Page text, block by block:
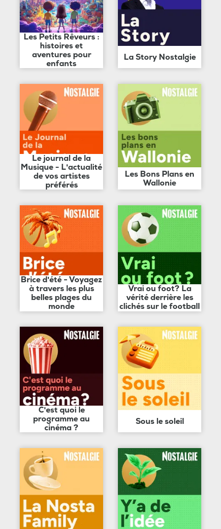
Les Petits Rêveurs :
histoires et
aventures pour
enfants
La Story Nostalgie
Le journal de la
Musique - L'actualité
de vos artistes
préférés
Les Bons Plans en
Wallonie
Brice d'été - Voyagez
à travers les plus
belles plages du
monde
Vrai ou foot? La
vérité derrière les
clichés sur le football
C'est quoi le
programme au
cinéma ?
Sous le soleil